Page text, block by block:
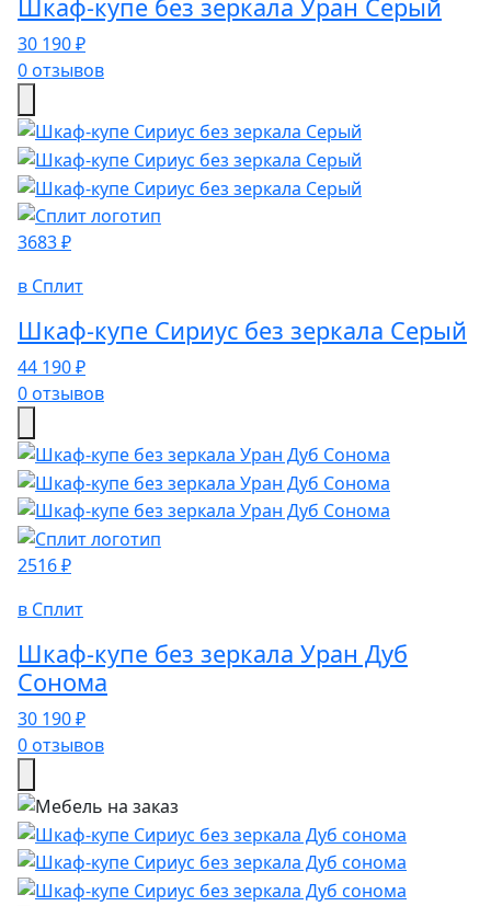
Шкаф-купе без зеркала Уран Серый
30 190 ₽
0 отзывов
3683 ₽
в Сплит
Шкаф-купе Сириус без зеркала Серый
44 190 ₽
0 отзывов
2516 ₽
в Сплит
Шкаф-купе без зеркала Уран Дуб
Сонома
30 190 ₽
0 отзывов